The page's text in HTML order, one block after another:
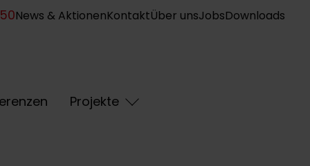
News & AktionenKontaktÜber unsJobsDownloads
Projekte